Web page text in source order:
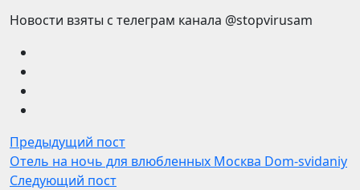
Новости взяты с телеграм канала @stopvirusam
Предыдущий пост
Отель на ночь для влюбленных Москва Dom-svidaniy
Следующий пост